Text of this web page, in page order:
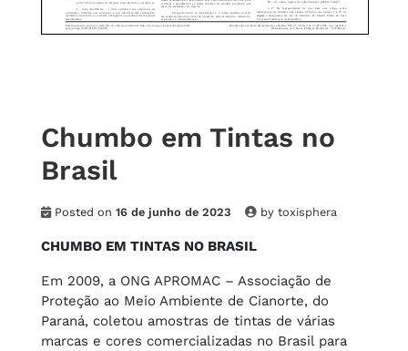
Chumbo em Tintas no
Brasil
Posted on 16 de junho de 2023 by toxisphera
CHUMBO EM TINTAS NO BRASIL
Em 2009, a ONG APROMAC – Associação de
Proteção ao Meio Ambiente de Cianorte, do
Paraná, coletou amostras de tintas de várias
marcas e cores comercializadas no Brasil para